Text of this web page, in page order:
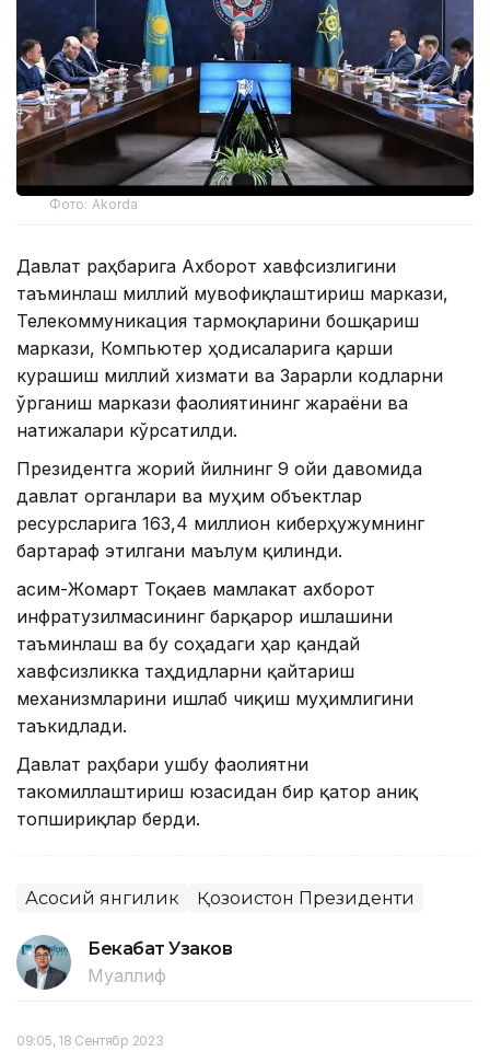
Фото: Akorda
Давлат раҳбарига Ахборот хавфсизлигини
таъминлаш миллий мувофиқлаштириш маркази,
Телекоммуникация тармоқларини бошқариш
маркази, Компьютер ҳодисаларига қарши
курашиш миллий хизмати ва Зарарли кодларни
ўрганиш маркази фаолиятининг жараёни ва
натижалари кўрсатилди.
Президентга жорий йилнинг 9 ойи давомида
давлат органлари ва муҳим объектлар
ресурсларига 163,4 миллион киберҳужумнинг
бартараф этилгани маълум қилинди.
Қасим-Жомарт Тоқаев мамлакат ахборот
инфратузилмасининг барқарор ишлашини
таъминлаш ва бу соҳадаги ҳар қандай
хавфсизликка таҳдидларни қайтариш
механизмларини ишлаб чиқиш муҳимлигини
таъкидлади.
Давлат раҳбари ушбу фаолиятни
такомиллаштириш юзасидан бир қатор аниқ
топшириқлар берди.
Асосий янгилик Қозоғистон Президенти
Бекабат Узаков
Муаллиф
09:05, 18 Сентябр 2023